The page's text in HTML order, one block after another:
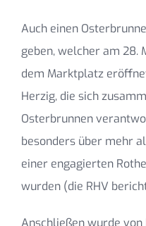
Auch einen
geben, welcher am 28.
dem Marktplatz
Herzig, die sich
Osterbrunnen
besonders über mehr
einer engagierten
wurden (die RHV
Anschließen wurde